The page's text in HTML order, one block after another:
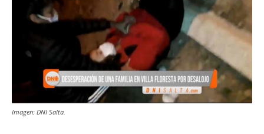
Imagen: DNI Salta.